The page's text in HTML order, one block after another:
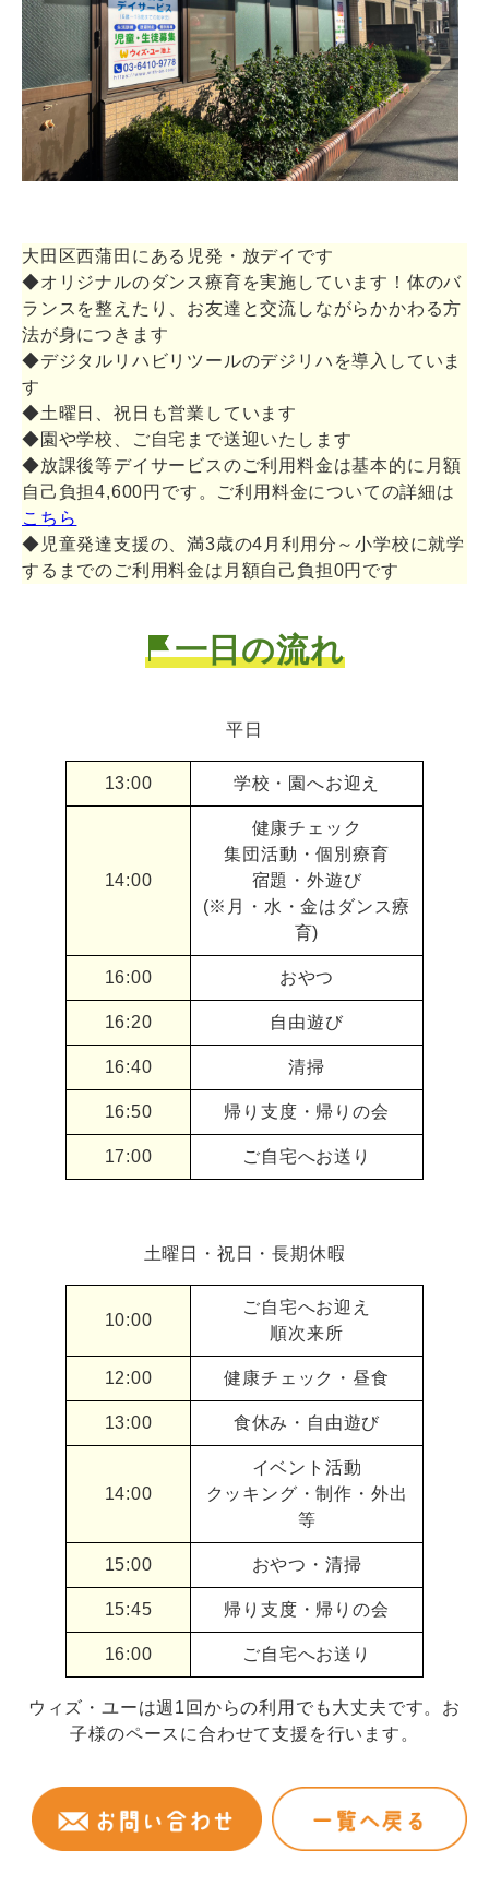
大田区西蒲田にある児発・放デイです
◆オリジナルのダンス療育を実施しています！体のバ
ランスを整えたり、お友達と交流しながらかかわる方
法が身につきます
◆デジタルリハビリツールのデジリハを導入していま
す
◆土曜日、祝日も営業しています
◆園や学校、ご自宅まで送迎いたします
◆放課後等デイサービスのご利用料金は基本的に月額
自己負担4,600円です。ご利用料金についての詳細は
こちら
◆児童発達支援の、満3歳の4月利用分～小学校に就学
するまでのご利用料金は月額自己負担0円です
一日の流れ
平日
13:00 学校・園へお迎え
14:00
健康チェック
集団活動・個別療育
宿題・外遊び
(※月・水・金はダンス療
育)
16:00 おやつ
16:20 自由遊び
16:40 清掃
16:50 帰り支度・帰りの会
17:00 ご自宅へお送り
土曜日・祝日・長期休暇
10:00
ご自宅へお迎え
順次来所
12:00 健康チェック・昼食
13:00 食休み・自由遊び
14:00
イベント活動
クッキング・制作・外出
等
15:00 おやつ・清掃
15:45 帰り支度・帰りの会
16:00 ご自宅へお送り
ウィズ・ユーは週1回からの利用でも大丈夫です。お
子様のペースに合わせて支援を行います。